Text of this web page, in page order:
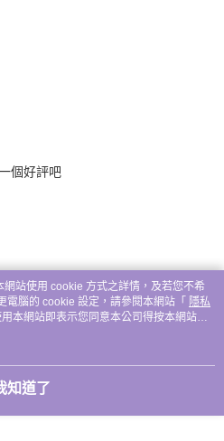
個好評吧
站使用 cookie 方式之詳情，及若您不希
電腦的 cookie 設定，請參閱本網站「 隱私
本網站即表示您同意本公司得按本網站使
知道了